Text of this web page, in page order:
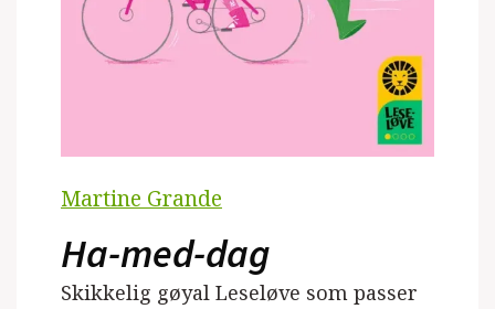
Martine Grande
Ha-med-dag
Skikkelig gøyal Leseløve som passer